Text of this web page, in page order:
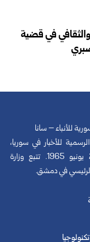
في قضية
للأنباء – سانا
للأخبار في سوريا،
تأسست في 24 يونيو 1965. تتبع وزارة
الرئيسي في دمشق.